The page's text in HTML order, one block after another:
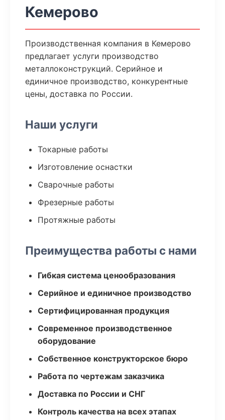
Кемерово
Производственная компания в Кемерово
предлагает услуги производство
металлоконструкций. Серийное и
единичное производство, конкурентные
цены, доставка по России.
Наши услуги
Токарные работы
Изготовление оснастки
Сварочные работы
Фрезерные работы
Протяжные работы
Преимущества работы с нами
Гибкая система ценообразования
Серийное и единичное производство
Сертифицированная продукция
Современное производственное
оборудование
Собственное конструкторское бюро
Работа по чертежам заказчика
Доставка по России и СНГ
Контроль качества на всех этапах